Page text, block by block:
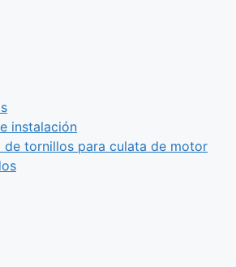
instalación
de tornillos para culata de motor